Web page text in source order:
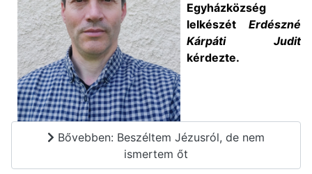
Egyházközség
lelkészét Erdészné
Kárpáti Judit
kérdezte.
Bővebben: Beszéltem Jézusról, de nem
ismertem őt